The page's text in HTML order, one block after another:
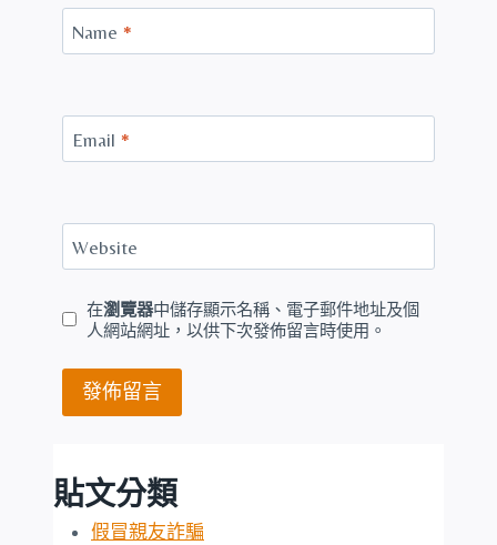
Name *
Email *
Website
在瀏覽器中儲存顯示名稱、電子郵件地址及個
人網站網址，以供下次發佈留言時使用。
貼文分類
假冒親友詐騙